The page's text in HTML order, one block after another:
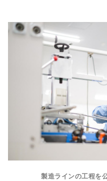
製造ラインの工程を